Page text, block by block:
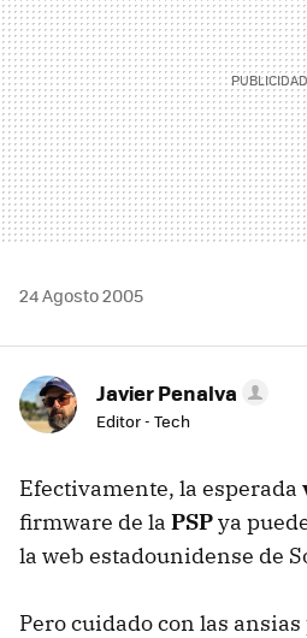
24 Agosto 2005
Javier Penalva
Editor - Tech
Efectivamente, la esperada
firmware de la PSPya
la web estadounidense de
Pero cuidado con las